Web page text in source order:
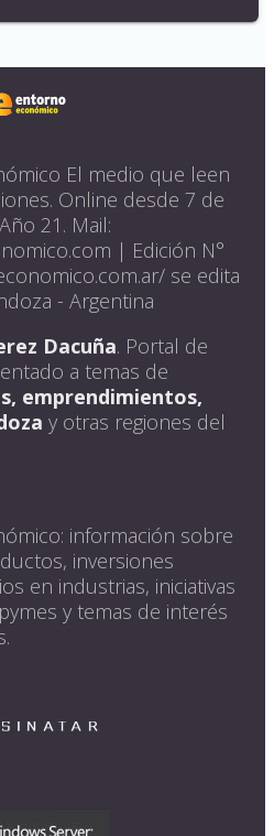
El medio que leen
Online desde 7 de
21. Mail:
| Edición N°
se edita
- Argentina
Dacuña. Portal de
a temas de
emprendimientos,
y otras regiones del
información sobre
inversiones
en industrias, iniciativas
y temas de interés